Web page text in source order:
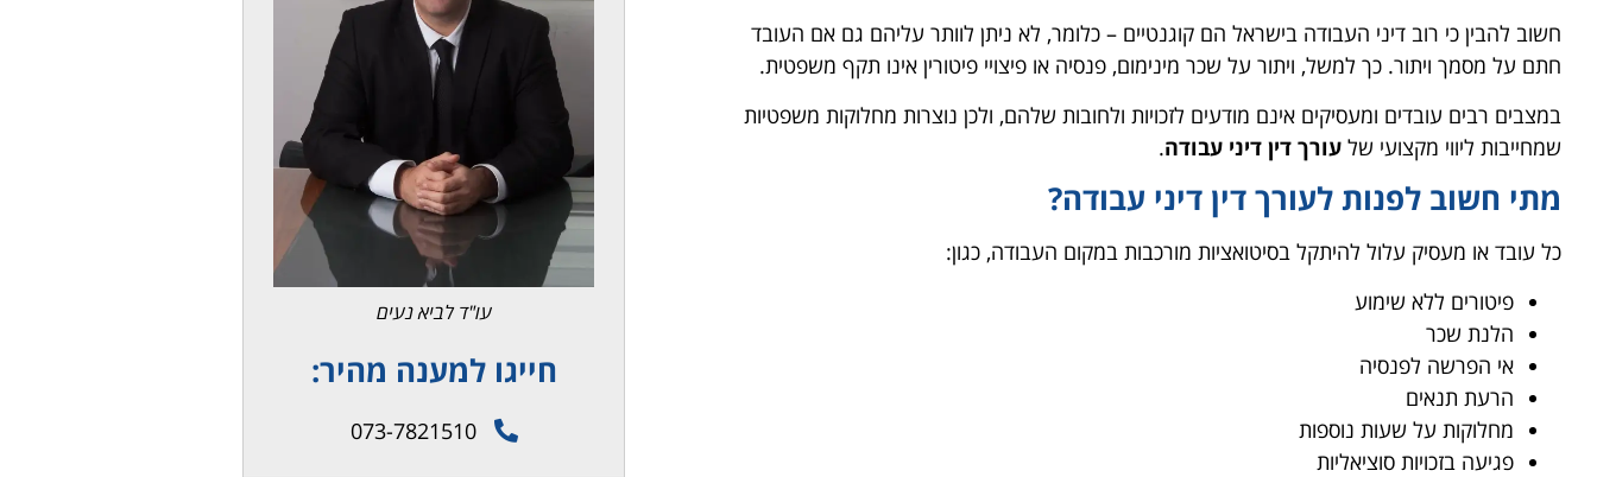
חשוב להבין כי רוב דיני העבודה בישראל הם קוגנטיים – כלומר, לא ניתן לוותר עליהם גם אם העובד
חתם על מסמך ויתור. כך למשל, ויתור על שכר מינימום, פנסיה או פיצויי פיטורין אינו תקף משפטית.
במצבים רבים עובדים ומעסיקים אינם מודעים לזכויות ולחובות שלהם, ולכן נוצרות מחלוקות משפטיות
שמחייבות ליווי מקצועי של עורך דין דיני עבודה.
מתי חשוב לפנות לעורך דין דיני עבודה?
כל עובד או מעסיק עלול להיתקל בסיטואציות מורכבות במקום העבודה, כגון:
פיטורים ללא שימוע
הלנת שכר
אי הפרשה לפנסיה
הרעת תנאים
מחלוקות על שעות נוספות
פגיעה בזכויות סוציאליות
עו"ד לביא נעים
חייגו למענה מהיר:
073-7821510